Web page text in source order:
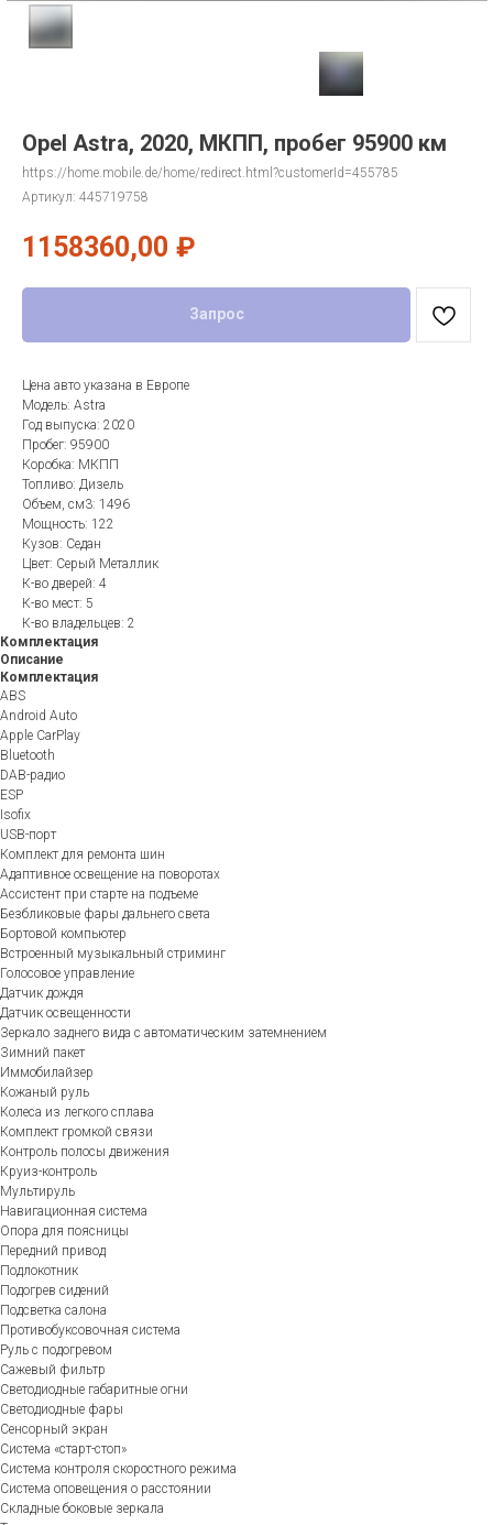
Opel Astra, 2020, МКПП, пробег 95900 км
https://home.mobile.de/home/redirect.html?customerId=455785
Артикул: 445719758
1158360,00 ₽
Запрос
Цена авто указана в Европе
Модель: Astra
Год выпуска: 2020
Пробег: 95900
Коробка: МКПП
Топливо: Дизель
Объем, см3: 1496
Мощность: 122
Кузов: Седан
Цвет: Серый Металлик
К-во дверей: 4
К-во мест: 5
К-во владельцев: 2
Комплектация
Описание
Комплектация
ABS
Android Auto
Apple CarPlay
Bluetooth
DAB-радио
ESP
Isofix
USB-порт
Комплект для ремонта шин
Адаптивное освещение на поворотах
Ассистент при старте на подъеме
Безбликовые фары дальнего света
Бортовой компьютер
Встроенный музыкальный стриминг
Голосовое управление
Датчик дождя
Датчик освещенности
Зеркало заднего вида с автоматическим затемнением
Зимний пакет
Иммобилайзер
Кожаный руль
Колеса из легкого сплава
Комплект громкой связи
Контроль полосы движения
Круиз-контроль
Мультируль
Навигационная система
Опора для поясницы
Передний привод
Подлокотник
Подогрев сидений
Подсветка салона
Противобуксовочная система
Руль с подогревом
Сажевый фильтр
Светодиодные габаритные огни
Светодиодные фары
Сенсорный экран
Система «старт-стоп»
Система контроля скоростного режима
Система оповещения о расстоянии
Складные боковые зеркала